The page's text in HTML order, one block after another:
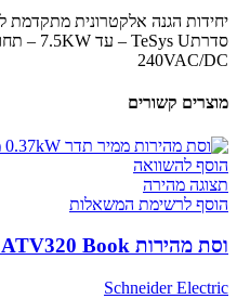
240VAC/DC
מוצרים קשורים
הוסף להשוואה
תצוגה מהירה
הוסף לרשימת המשאלות
וסת מהירות 0.37kW ATV320 Book
Schneider Electric